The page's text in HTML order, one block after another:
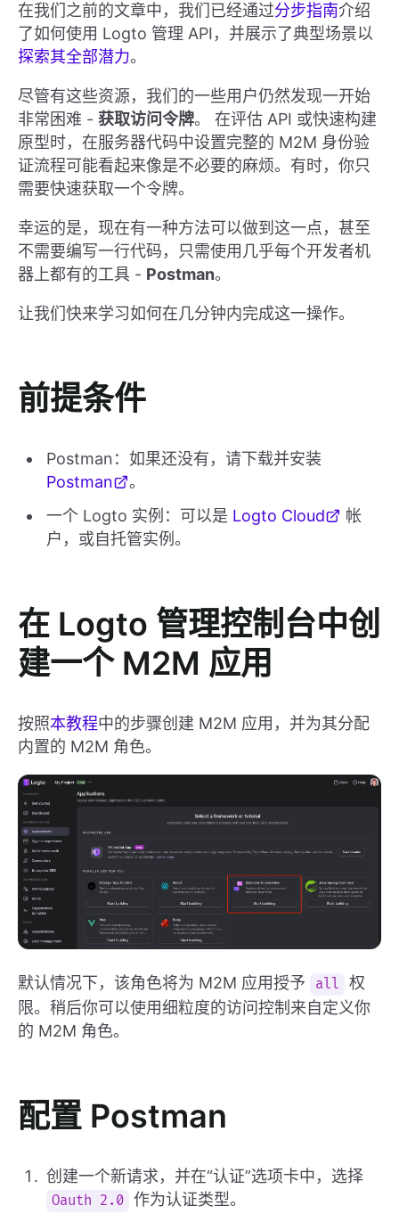
在我们之前的文章中，我们已经通过分步指南介绍
了如何使用 Logto 管理 API，并展示了典型场景以
探索其全部潜力。
尽管有这些资源，我们的一些用户仍然发现一开始
非常困难 - 获取访问令牌。 在评估 API 或快速构建
原型时，在服务器代码中设置完整的 M2M 身份验
证流程可能看起来像是不必要的麻烦。有时，你只
需要快速获取一个令牌。
幸运的是，现在有一种方法可以做到这一点，甚至
不需要编写一行代码，只需使用几乎每个开发者机
器上都有的工具 - Postman。
让我们快来学习如何在几分钟内完成这一操作。
前提条件
Postman：如果还没有，请下载并安装
Postman
。
一个 Logto 实例：可以是 Logto Cloud
帐
户，或自托管实例。
在 Logto 管理控制台中创
建一个 M2M 应用
按照本教程中的步骤创建 M2M 应用，并为其分配
内置的 M2M 角色。
默认情况下，该角色将为 M2M 应用授予 all
权
限。稍后你可以使用细粒度的访问控制来自定义你
的 M2M 角色。
配置 Postman
创建一个新请求，并在“认证”选项卡中，选择
Oauth 2.0 作为认证类型。